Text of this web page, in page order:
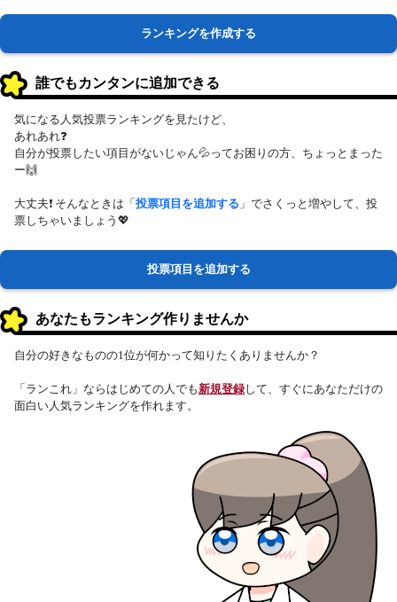
ランキングを作成する
誰でもカンタンに追加できる
気になる人気投票ランキングを見たけど、
あれあれ❓
自分が投票したい項目がないじゃん💦ってお困りの方、ちょっとまった
ー🙌
大丈夫❗ そんなときは「投票項目を追加する 」でさくっと増やして、投
票しちゃいましょう💖
投票項目を追加する
あなたもランキング作りませんか
自分の好きなものの1位が何かって知りたくありませんか？
「ランこれ」ならはじめての人でも新規登録して、すぐにあなただけの
面白い人気ランキングを作れます。